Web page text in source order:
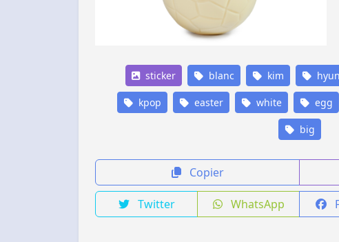
sticker blanc kim
kpop easter white egg
big
Copier
Twitter WhatsApp